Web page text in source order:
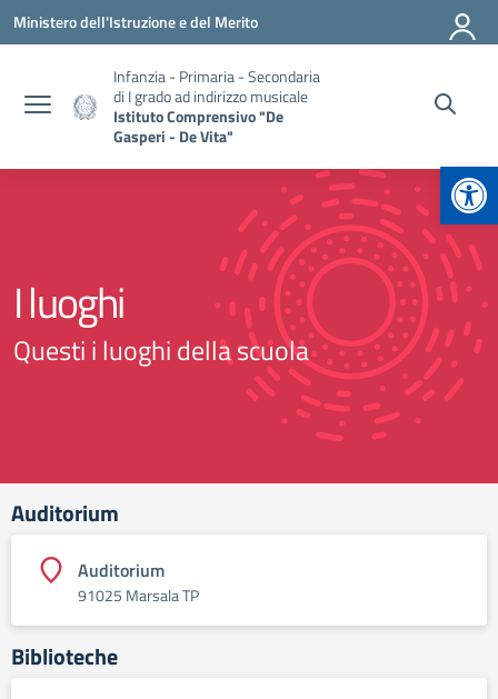
Vai ai contenuti
Vai al menu di navigazione
Vai al footer
Ministero dell'Istruzione e del Merito
Infanzia - Primaria - Secondaria
di I grado ad indirizzo musicale
Istituto Comprensivo "De
Gasperi - De Vita"
I luoghi
Questi i luoghi della scuola
Auditorium
Auditorium
91025 Marsala TP
Biblioteche